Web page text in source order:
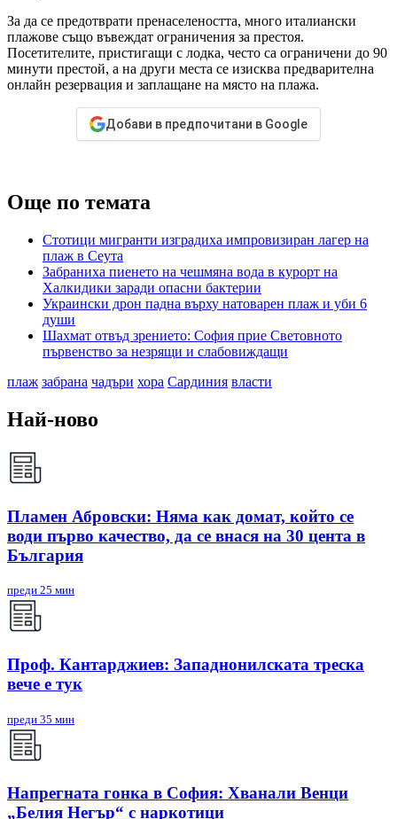
За да се предотврати пренаселеността, много италиански
плажове също въвеждат ограничения за престоя.
Посетителите, пристигащи с лодка, често са ограничени до 90
минути престой, а на други места се изисква предварителна
онлайн резервация и заплащане на място на плажа.
Добави в предпочитани в Google
Още по темата
Стотици мигранти изградиха импровизиран лагер на
плаж в Сеута
Забраниха пиенето на чешмяна вода в курорт на
Халкидики заради опасни бактерии
Украински дрон падна върху натоварен плаж и уби 6
души
Шахмат отвъд зрението: София прие Световното
първенство за незрящи и слабовиждащи
плаж забрана чадъри хора Сардиния власти
Най-ново
Пламен Абровски: Няма как домат, който се
води първо качество, да се внася на 30 цента в
България
преди 25 мин
Проф. Кантарджиев: Западнонилската треска
вече е тук
преди 35 мин
Напрегната гонка в София: Хванали Венци
„Белия Негър“ с наркотици